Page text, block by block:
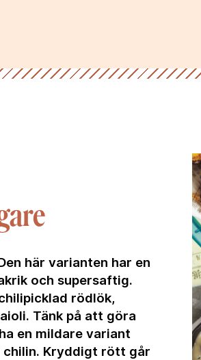
här varianten har en
och supersaftig.
rödlök,
Tänk på att göra
en mildare variant
chilin. Kryddigt rött går